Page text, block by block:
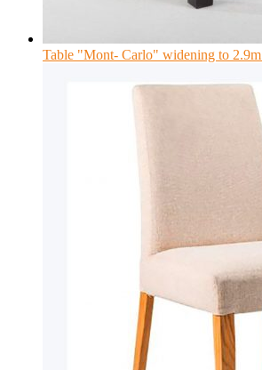
Table "Mont- Carlo" widening to 2.9m